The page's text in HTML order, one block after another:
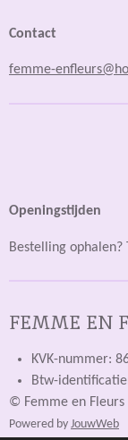
Contact
femme-
Openingstijden
Bestelling
FEMME EN
KVK-nummer:
Btw-
© Femme en Fleurs
Powered by JouwWeb